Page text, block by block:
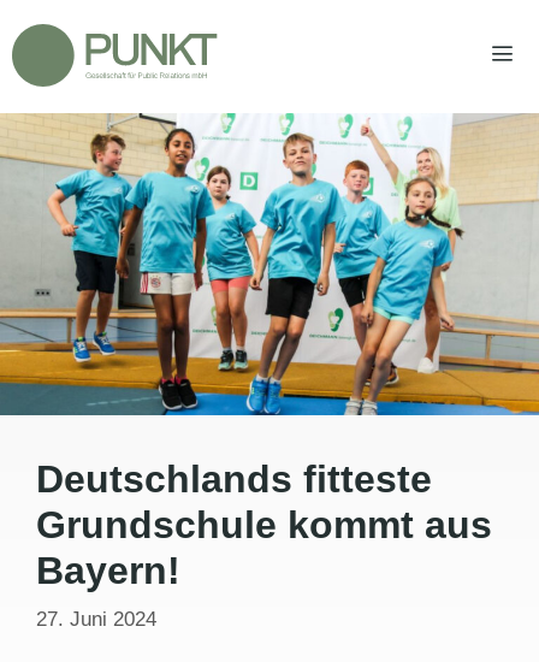
Inhalt
springen
Deutschlands fitteste
Grundschule kommt aus
Bayern!
27. Juni 2024